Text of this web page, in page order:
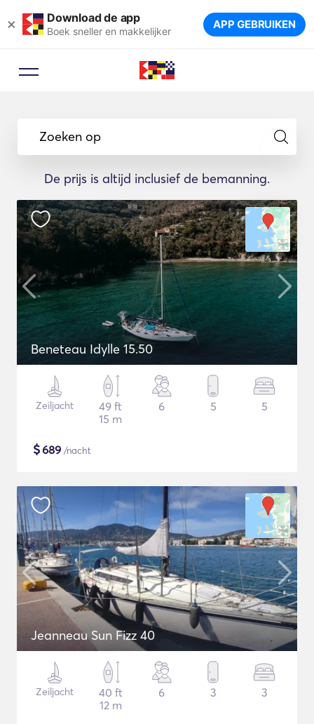
× Download de app
Boek sneller en makkelijker APP GEBRUIKEN
Zoeken op
De prijs is altijd inclusief de bemanning.
Beneteau Idylle 15.50
Zeiljacht
49 ft
15 m
6 5 5
$689 /nacht
Jeanneau Sun Fizz 40
Zeiljacht
40 ft
12 m
6 3 3